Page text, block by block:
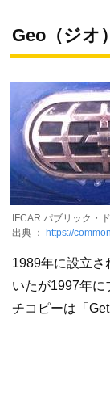
Geo（ジオ）
IFCAR パブリック・
出典 ：
https://
1989年に設立さ
いたが1997年に
チコピーは「Get